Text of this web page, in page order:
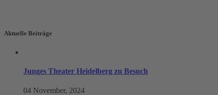
Aktuelle Beiträge
Junges Theater Heidelberg zu Besuch
04 November, 2024